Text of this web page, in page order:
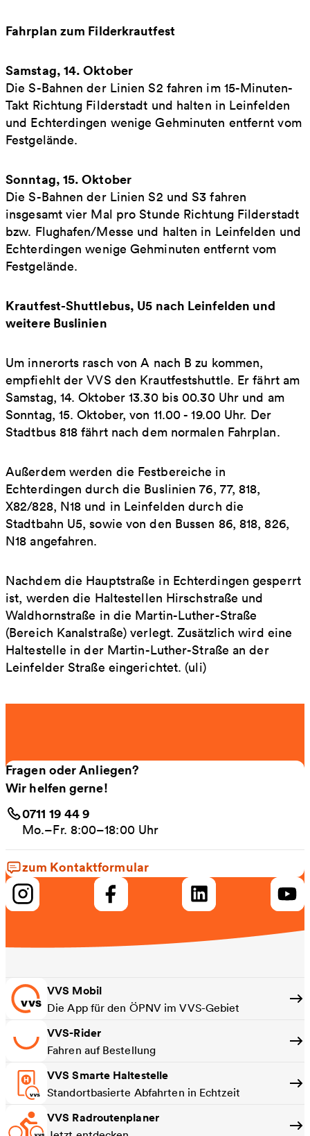
Fahrplan zum Filderkrautfest
Samstag, 14. Oktober
Die S-Bahnen der Linien S2 fahren im 15-Minuten-
Takt Richtung Filderstadt und halten in Leinfelden
und Echterdingen wenige Gehminuten entfernt vom
Festgelände.
Sonntag, 15. Oktober
Die S-Bahnen der Linien S2 und S3 fahren
insgesamt vier Mal pro Stunde Richtung Filderstadt
bzw. Flughafen/Messe und halten in Leinfelden und
Echterdingen wenige Gehminuten entfernt vom
Festgelände.
Krautfest-Shuttlebus, U5 nach Leinfelden und
weitere Buslinien
Um innerorts rasch von A nach B zu kommen,
empfiehlt der VVS den Krautfestshuttle. Er fährt am
Samstag, 14. Oktober 13.30 bis 00.30 Uhr und am
Sonntag, 15. Oktober, von 11.00 - 19.00 Uhr. Der
Stadtbus 818 fährt nach dem normalen Fahrplan.
Außerdem werden die Festbereiche in
Echterdingen durch die Buslinien 76, 77, 818,
X82/828, N18 und in Leinfelden durch die
Stadtbahn U5, sowie von den Bussen 86, 818, 826,
N18 angefahren.
Nachdem die Hauptstraße in Echterdingen gesperrt
ist, werden die Haltestellen Hirschstraße und
Waldhornstraße in die Martin-Luther-Straße
(Bereich Kanalstraße) verlegt. Zusätzlich wird eine
Haltestelle in der Martin-Luther-Straße an der
Leinfelder Straße eingerichtet. (uli)
Fragen oder Anliegen?
Wir helfen gerne!
0711 19 44 9
Mo.–Fr. 8:00–18:00 Uhr
zum Kontaktformular
VVS Mobil
Die App für den ÖPNV im VVS-Gebiet
VVS-Rider
Fahren auf Bestellung
VVS Smarte Haltestelle
Standortbasierte Abfahrten in Echtzeit
VVS Radroutenplaner